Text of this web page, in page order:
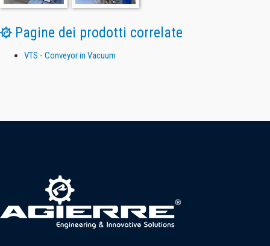
Pagine dei prodotti correlate
VTS - Conveyor in Vacuum